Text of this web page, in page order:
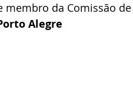
da Comissão
Alegre